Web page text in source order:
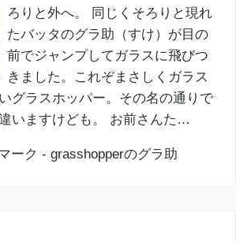
ろりと外へ。 同じくそろりと現れ
たバッタのグラ助（すけ）が目の
前でジャンプしてガラスに飛びつ
きました。これぞまさしくガラス
グラスホッパー。その名の通りで
いますけども。 お前さんた…